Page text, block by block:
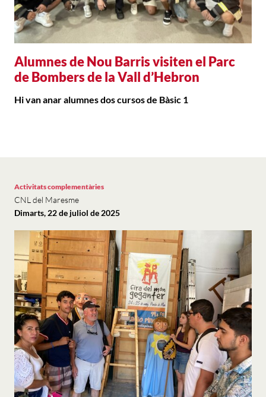
Alumnes de Nou Barris visiten el Parc
de Bombers de la Vall d’Hebron
Hi van anar alumnes dos cursos de Bàsic 1
Activitats complementàries
CNL del Maresme
Dimarts, 22 de juliol de 2025